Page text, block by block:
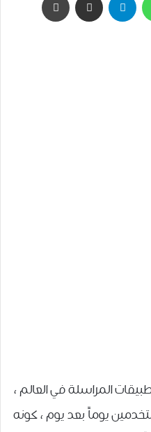
المراسلة في العالم ،
يوماً بعد يوم ، كونه